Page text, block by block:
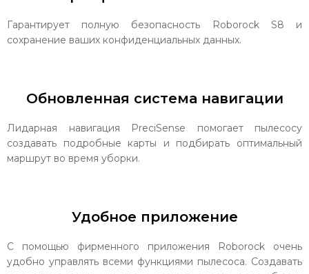
Гарантирует полную безопасность Roborock S8 и
сохранение ваших конфиденциальных данных.
Обновленная система навигации
Лидарная навигация PreciSense помогает пылесосу
создавать подробные карты и подбирать оптимальный
маршрут во время уборки.
Удобное приложение
С помощью фирменного приложения Roborock очень
удобно управлять всеми функциями пылесоса. Создавать